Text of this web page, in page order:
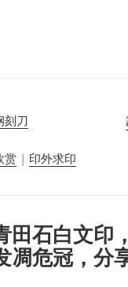
刻刀
赏 | 印外求印
田石白文印
凋危冠，分